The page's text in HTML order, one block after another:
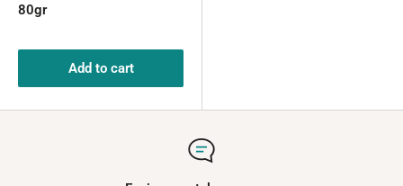
80gr
Add to cart